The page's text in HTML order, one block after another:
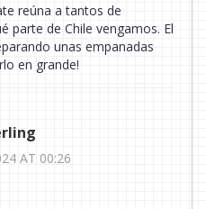
reúna a tantos de
parte de Chile vengamos. El
unas empanadas
en grande!
AT 00:26